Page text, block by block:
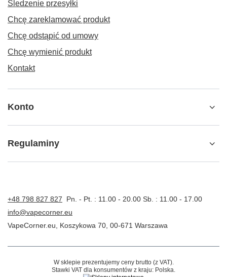
Śledzenie przesyłki
Chcę zareklamować produkt
Chcę odstąpić od umowy
Chcę wymienić produkt
Kontakt
Konto
Regulaminy
+48 798 827 827
Pn. - Pt. : 11.00 - 20.00 Sb. : 11.00 - 17.00
info@vapecorner.eu
VapeCorner.eu
Koszykowa 70 00-671 Warszawa
W sklepie prezentujemy ceny brutto (z VAT).
Stawki VAT dla konsumentów z kraju: Polska.